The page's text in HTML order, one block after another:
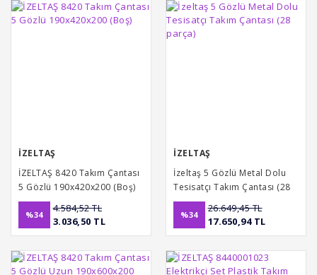
İZELTAŞ
İZELTAŞ 8420 Takım Çantası
5 Gözlü 190x420x200 (Boş)
%34
4.584,52 TL
3.036,50 TL
İZELTAŞ
İzeltaş 5 Gözlü Metal Dolu
Tesisatçı Takım Çantası (28
parça)
%34
26.649,45 TL
17.650,94 TL